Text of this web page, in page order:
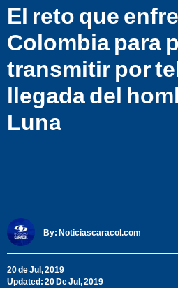
El reto que
Colombia para
transmitir por
llegada del
Luna
By: Noticiascaracol.com
20 de Jul, 2019
Updated: 20 De Jul, 2019